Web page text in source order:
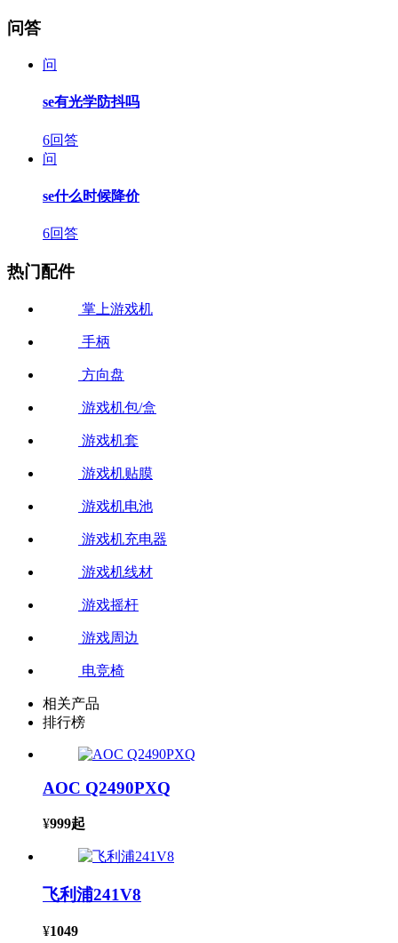
问答
问
se有光学防抖吗
6回答
问
se什么时候降价
6回答
热门配件
掌上游戏机
手柄
方向盘
游戏机包/盒
游戏机套
游戏机贴膜
游戏机电池
游戏机充电器
游戏机线材
游戏摇杆
游戏周边
电竞椅
相关产品
排行榜
AOC Q2490PXQ
¥999起
飞利浦241V8
¥1049